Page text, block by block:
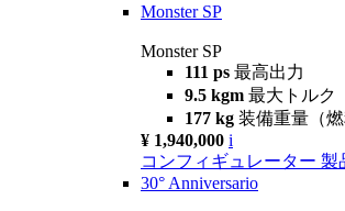
Monster SP
Monster SP
111 ps 最高出力
9.5 kgm 最大トルク
177 kg 装備重量（燃
¥ 1,940,000 i
コンフィギュレーター 製
30° Anniversario